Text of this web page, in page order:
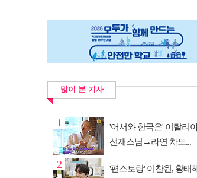
많이 본 기사
1
'어서와 한국은' 이탈리
선재스님→라연 차도...
2
'편스토랑' 이찬원, 황태